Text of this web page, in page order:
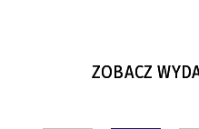
ZOBACZ